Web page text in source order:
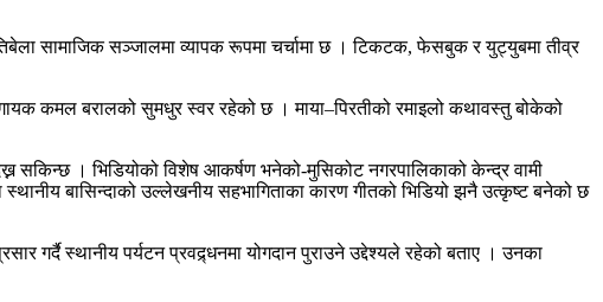
सामाजिक सञ्जालमा व्यापक रूपमा चर्चामा छ । टिकटक, फेसबुक र युट्युबमा तीव्र
कमल बरालको सुमधुर स्वर रहेको छ । माया–पिरतीको रमाइलो कथावस्तु बोकेको
सकिन्छ । भिडियोको विशेष आकर्षण भनेको‐मुसिकोट नगरपालिकाको केन्द्र वामी
बासिन्दाको उल्लेखनीय सहभागिताका कारण गीतको भिडियो झनै उत्कृष्ट बनेको छ
गर्दै स्थानीय पर्यटन प्रवद्र्धनमा योगदान पुराउने उद्देश्यले रहेको बताए । उनका